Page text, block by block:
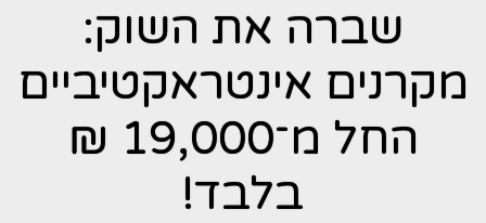
שברה את השוק:
מקרנים אינטראקטיביים
החל מ־19,000 ₪
בלבד!